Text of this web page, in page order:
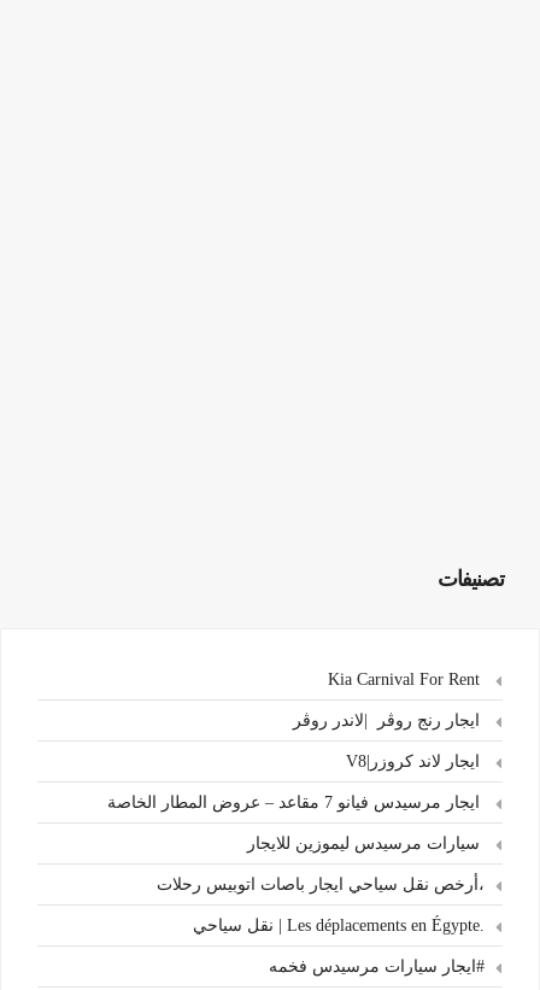
تصنيفات
ايجار رنج روڤر |لاندر روڤر
ايجار لاند كروزر|V8
ايجار مرسيدس فيانو 7 مقاعد – عروض المطار الخاصة
سيارات مرسيدس ليموزين للايجار
،أرخص نقل سياحي ايجار باصات اتوبيس رحلات
.Les déplacements en Égypte | نقل سياحي
#ايجار سيارات مرسيدس فخمه